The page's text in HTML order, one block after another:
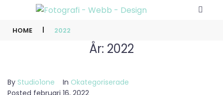
HOME | 2022
År: 2022
By Studio1one In Okategoriserade
Posted februari 16, 2022